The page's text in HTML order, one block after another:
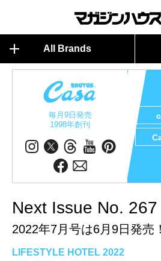
All Brands
毎月9日発売
1998年創刊
Next Issue No. 267
2022年7月号は6月9日発売！
LIFESTYLE HOTEL 2022